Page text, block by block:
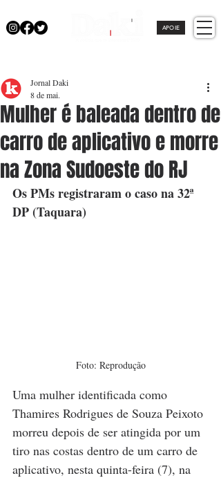
APOIE
Mulher é baleada dentro de
carro de aplicativo e morre
na Zona Sudoeste do RJ
Jornal Daki
8 de mai.
Os PMs registraram o caso na 32ª
DP (Taquara)
Foto: Reprodução
Uma mulher identificada como
Thamires Rodrigues de Souza Peixoto
morreu depois de ser atingida por um
tiro nas costas dentro de um carro de
aplicativo, nesta quinta-feira (7), na